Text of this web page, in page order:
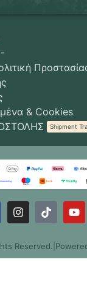
& Cookies
Shipment
Reserved.